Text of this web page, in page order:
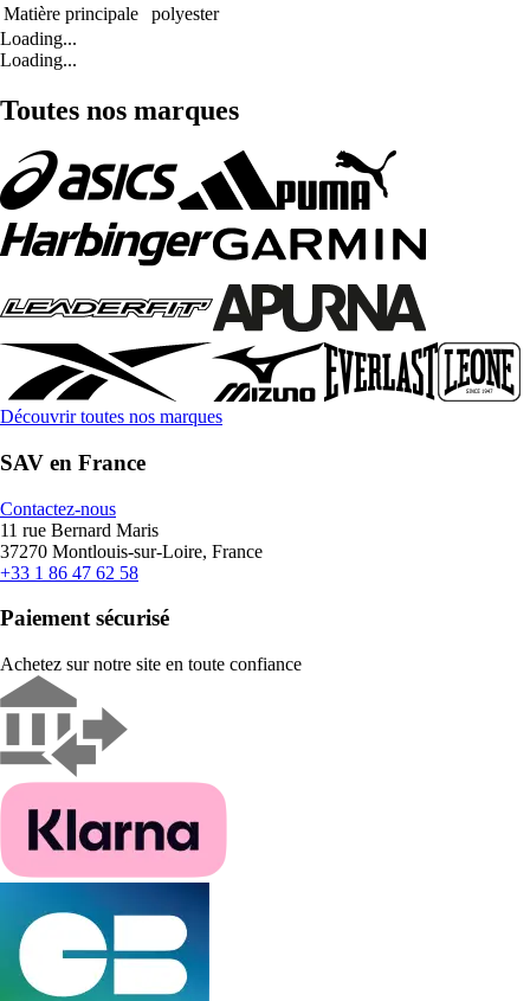
Matière principale
polyester
Loading...
Loading...
Toutes nos marques
Découvrir toutes nos marques
SAV en France
Contactez-nous
11 rue Bernard Maris
37270 Montlouis-sur-Loire, France
+33 1 86 47 62 58
Paiement sécurisé
Achetez sur notre site en toute confiance